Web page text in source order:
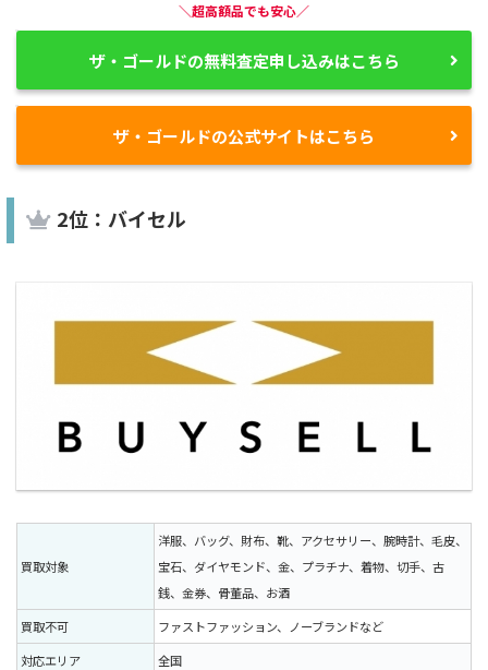
＼超高額品でも安心／
ザ・ゴールドの無料査定申し込みはこちら
ザ・ゴールドの公式サイトはこちら
2位：バイセル
買取対象
洋服、バッグ、財布、靴、アクセサリー、腕時計、毛皮、
宝石、ダイヤモンド、金、プラチナ、着物、切手、古
銭、金券、骨董品、お酒
買取不可
ファストファッション、ノーブランドなど
対応エリア
全国